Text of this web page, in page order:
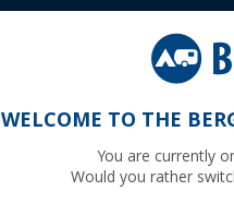
Diebstahlsicherungen Safety
WELCOME TO THE
You are currently
Would you rather